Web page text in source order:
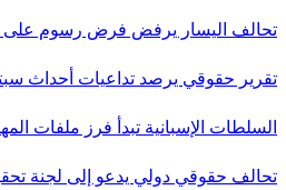
تحالف اليسار يرفض فرض رسوم على
تقرير حقوقي يرصد تداعيات أحداث
السلطات الإسبانية تبدأ فرز ملفات
تحالف حقوقي دولي يدعو إلى لجنة